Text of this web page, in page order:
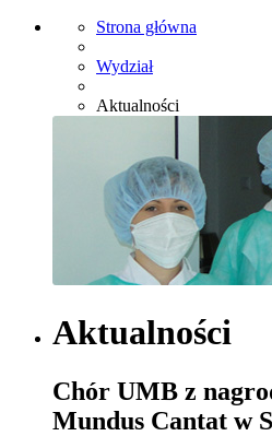
Strona główna
Wydział
Aktualności
Aktualności
Chór UMB z
Mundus Cantat w